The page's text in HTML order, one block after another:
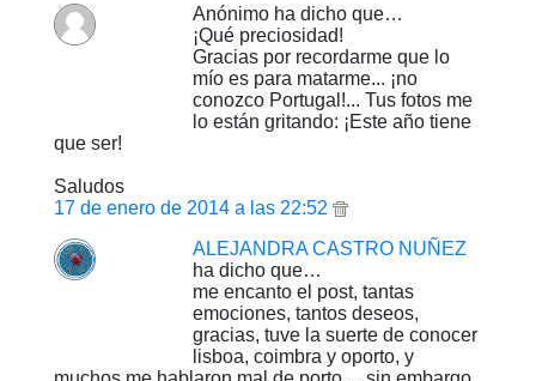
Anónimo ha dicho que…
¡Qué preciosidad!
Gracias por recordarme que lo
mío es para matarme... ¡no
conozco Portugal!... Tus fotos me
lo están gritando: ¡Este año tiene
que ser!
Saludos
17 de enero de 2014 a las 22:52
ALEJANDRA CASTRO NUÑEZ
ha dicho que…
me encanto el post, tantas
emociones, tantos deseos,
gracias, tuve la suerte de conocer
lisboa, coimbra y oporto, y